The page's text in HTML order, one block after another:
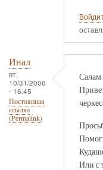
Инал
вт,
10/31/2006
- 16:45
Постоянная
ссылка
(Permalink)
Или с